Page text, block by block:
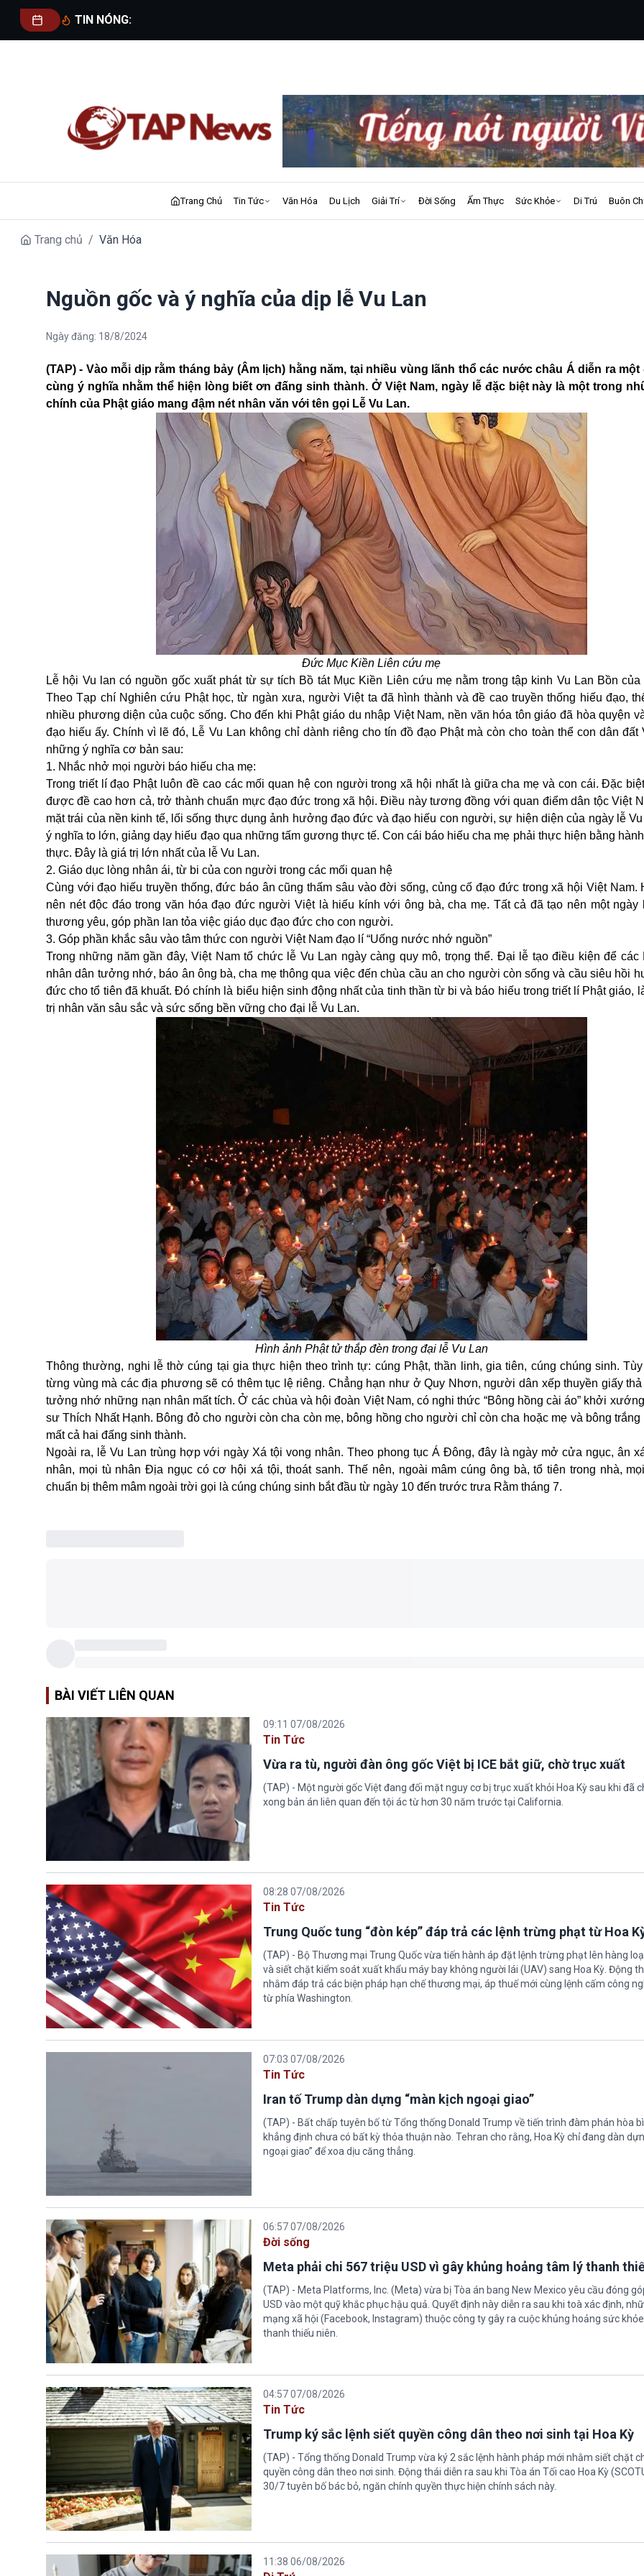
TIN NÓNG:
Trang Chủ Tin Tức Văn Hóa Du Lịch Giải Trí Đời Sống Ẩm Thực Sức Khỏe Di Trú Buôn
Trang chủ / Văn Hóa
Nguồn gốc và ý nghĩa của dịp lễ Vu Lan
Ngày đăng: 18/8/2024
(TAP) - Vào mỗi dịp rằm tháng bảy (Âm lịch) hằng năm, tại nhiều vùng lãnh thổ các nước châu Á diễn ra một
cùng ý nghĩa nhằm thể hiện lòng biết ơn đấng sinh thành. Ở Việt Nam, ngày lễ đặc biệt này là một trong
chính của Phật giáo mang đậm nét nhân văn với tên gọi Lễ Vu Lan.
Đức Mục Kiền Liên cứu mẹ
Lễ hội Vu lan có nguồn gốc xuất phát từ sự tích Bồ tát Mục Kiền Liên cứu mẹ nằm trong tập kinh Vu Lan Bồn của
Theo Tạp chí Nghiên cứu Phật học, từ ngàn xưa, người Việt ta đã hình thành và đề cao truyền thống hiếu đạo,
nhiều phương diện của cuộc sống. Cho đến khi Phật giáo du nhập Việt Nam, nền văn hóa tôn giáo đã hòa quyện
đạo hiếu ấy. Chính vì lẽ đó, Lễ Vu Lan không chỉ dành riêng cho tín đồ đạo Phật mà còn cho toàn thể con dân đất
những ý nghĩa cơ bản sau:
1. Nhắc nhở mọi người báo hiếu cha mẹ:
Trong triết lí đạo Phật luôn đề cao các mối quan hệ con người trong xã hội nhất là giữa cha mẹ và con cái. Đặc
được đề cao hơn cả, trở thành chuẩn mực đạo đức trong xã hội. Điều này tương đồng với quan điểm dân tộc Việt
mặt trái của nền kinh tế, lối sống thực dụng ảnh hưởng đạo đức và đạo hiếu con người, sự hiện diện của ngày lễ
ý nghĩa to lớn, giảng dạy hiếu đạo qua những tấm gương thực tế. Con cái báo hiếu cha mẹ phải thực hiện bằng
thực. Đây là giá trị lớn nhất của lễ Vu Lan.
2. Giáo dục lòng nhân ái, từ bi của con người trong các mối quan hệ
Cùng với đạo hiếu truyền thống, đức báo ân cũng thấm sâu vào đời sống, củng cố đạo đức trong xã hội Việt Nam.
nên nét độc đáo trong văn hóa đạo đức người Việt là hiếu kính với ông bà, cha mẹ. Tất cả đã tạo nên một ngày
thương yêu, góp phần lan tỏa việc giáo dục đạo đức cho con người.
3. Góp phần khắc sâu vào tâm thức con người Việt Nam đạo lí “Uống nước nhớ nguồn”
Trong những năm gần đây, Việt Nam tổ chức lễ Vu Lan ngày càng quy mô, trọng thể. Đại lễ tạo điều kiện để các
nhân dân tưởng nhớ, báo ân ông bà, cha mẹ thông qua việc đến chùa cầu an cho người còn sống và cầu siêu hồi
đức cho tổ tiên đã khuất. Đó chính là biểu hiện sinh động nhất của tinh thần từ bi và báo hiếu trong triết lí Phật giáo,
trị nhân văn sâu sắc và sức sống bền vững cho đại lễ Vu Lan.
Hình ảnh Phật tử thắp đèn trong đại lễ Vu Lan
Thông thường, nghi lễ thờ cúng tại gia thực hiện theo trình tự: cúng Phật, thần linh, gia tiên, cúng chúng sinh.
từng vùng mà các địa phương sẽ có thêm tục lệ riêng. Chẳng hạn như ở Quy Nhơn, người dân xếp thuyền giấy
tưởng nhớ những nạn nhân mất tích. Ở các chùa và hội đoàn Việt Nam, có nghi thức “Bông hồng cài áo” khởi
sư Thích Nhất Hạnh. Bông đỏ cho người còn cha còn mẹ, bông hồng cho người chỉ còn cha hoặc mẹ và bông
mất cả hai đấng sinh thành.
Ngoài ra, lễ Vu Lan trùng hợp với ngày Xá tội vong nhân. Theo phong tục Á Đông, đây là ngày mở cửa ngục, ân
nhân, mọi tù nhân Địa ngục có cơ hội xá tội, thoát sanh. Thế nên, ngoài mâm cúng ông bà, tổ tiên trong nhà,
chuẩn bị thêm mâm ngoài trời gọi là cúng chúng sinh bắt đầu từ ngày 10 đến trước trưa Rằm tháng 7.
BÀI VIẾT LIÊN QUAN
09:11 07/08/2026
Tin Tức
Vừa ra tù, người đàn ông gốc Việt bị ICE bắt giữ, chờ trục xuất
(TAP) - Một người gốc Việt đang đối mặt nguy cơ bị trục xuất khỏi Hoa Kỳ sau khi đã
xong bản án liên quan đến tội ác từ hơn 30 năm trước tại California.
08:28 07/08/2026
Tin Tức
Trung Quốc tung “đòn kép” đáp trả các lệnh trừng phạt từ Hoa
(TAP) - Bộ Thương mại Trung Quốc vừa tiến hành áp đặt lệnh trừng phạt lên hàng
và siết chặt kiểm soát xuất khẩu máy bay không người lái (UAV) sang Hoa Kỳ. Động
nhằm đáp trả các biện pháp hạn chế thương mại, áp thuế mới cùng lệnh cấm công
từ phía Washington.
07:03 07/08/2026
Tin Tức
Iran tố Trump dàn dựng “màn kịch ngoại giao”
(TAP) - Bất chấp tuyên bố từ Tổng thống Donald Trump về tiến trình đàm phán hòa
khẳng định chưa có bất kỳ thỏa thuận nào. Tehran cho rằng, Hoa Kỳ chỉ đang dàn
ngoại giao” để xoa dịu căng thẳng.
06:57 07/08/2026
Đời sống
Meta phải chi 567 triệu USD vì gây khủng hoảng tâm lý thanh
(TAP) - Meta Platforms, Inc. (Meta) vừa bị Tòa án bang New Mexico yêu cầu đóng
USD vào một quỹ khắc phục hậu quả. Quyết định này diễn ra sau khi toà xác định,
mạng xã hội (Facebook, Instagram) thuộc công ty gây ra cuộc khủng hoảng sức
thanh thiếu niên.
04:57 07/08/2026
Tin Tức
Trump ký sắc lệnh siết quyền công dân theo nơi sinh tại Hoa Kỳ
(TAP) - Tổng thống Donald Trump vừa ký 2 sắc lệnh hành pháp mới nhằm siết chặt
quyền công dân theo nơi sinh. Động thái diễn ra sau khi Tòa án Tối cao Hoa Kỳ
30/7 tuyên bố bác bỏ, ngăn chính quyền thực hiện chính sách này.
11:38 06/08/2026